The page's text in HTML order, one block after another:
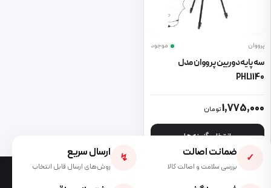
پرووان موجود
سه پایه دوربین پرووان مدل
PHL1140
1,775,000تومان
انتخاب گزینه ها
این محصول دارای انواع مختلفی می باشد. گزینه ها ممکن است در
✓ ضمانت اصالت
بررسی سلامت و اصالت کالا
↯ ارسال سریع
روش‌های ارسال قابل انتخاب